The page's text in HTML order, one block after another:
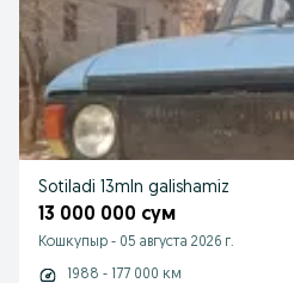
Sotiladi 13mln galishamiz
13 000 000 сум
Кошкупыр - 05 августа 2026 г.
1988 - 177 000 км